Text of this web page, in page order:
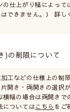
仕上がり幅によって
できません。） 詳し
)の制限について
工などの仕様上の制
開き・両開きの選択
横幅の場合は両開きで
についてはこちら をご